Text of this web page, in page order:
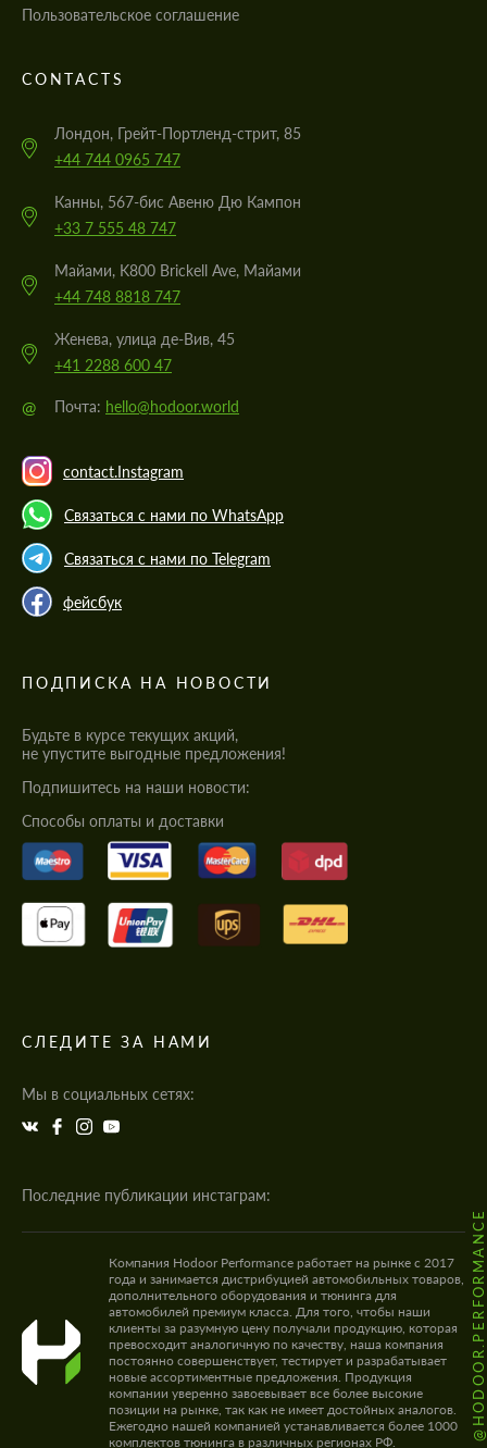
Пользовательское соглашение
CONTACTS
Лондон, Грейт-Портленд-стрит, 85
+44 744 0965 747
Канны, 567-бис Авеню Дю Кампон
+33 7 555 48 747
Майами, K800 Brickell Ave, Майами
+44 748 8818 747
Женева, улица де-Вив, 45
+41 2288 600 47
@ Почта: hello@hodoor.world
contact.Instagram
Связаться с нами по WhatsApp
Связаться с нами по Telegram
фейсбук
ПОДПИСКА НА НОВОСТИ
Будьте в курсе текущих акций,
не упустите выгодные предложения!
Подпишитесь на наши новости:
Cпособы оплаты и доставки
СЛЕДИТЕ ЗА НАМИ
Мы в социальных сетях:
Последние публикации инстаграм:
@HODOOR.PERFORMANCE
Компания Hodoor Performance работает на рынке с 2017
года и занимается дистрибуцией автомобильных товаров,
дополнительного оборудования и тюнинга для
автомобилей премиум класса. Для того, чтобы наши
клиенты за разумную цену получали продукцию, которая
превосходит аналогичную по качеству, наша компания
постоянно совершенствует, тестирует и разрабатывает
новые ассортиментные предложения. Продукция
компании уверенно завоевывает все более высокие
позиции на рынке, так как не имеет достойных аналогов.
Ежегодно нашей компанией устанавливается более 1000
комплектов тюнинга в различных регионах РФ.